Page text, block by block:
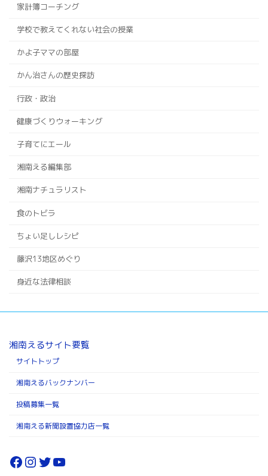
家計簿コーチング
学校で教えてくれない社会の授業
かよ子ママの部屋
かん治さんの歴史探訪
行政・政治
健康づくりウォーキング
子育てにエール
湘南える編集部
湘南ナチュラリスト
食のトビラ
ちょい足しレシピ
藤沢13地区めぐり
身近な法律相談
湘南えるサイト要覧
サイトトップ
湘南えるバックナンバー
投稿募集一覧
湘南える新聞設置協力店一覧
Facebook
Instagram
Twitter
YouTube